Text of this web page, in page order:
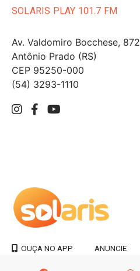
SOLARIS PLAY 101.7 FM
Av. Valdomiro Bocchese, 872
Antônio Prado (RS)
CEP 95250-000
(54) 3293-1110
OUÇA NO APP ANUNCIE